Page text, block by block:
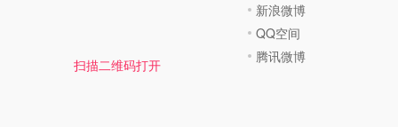
扫描二维码打开
新浪微博
QQ空间
腾讯微博